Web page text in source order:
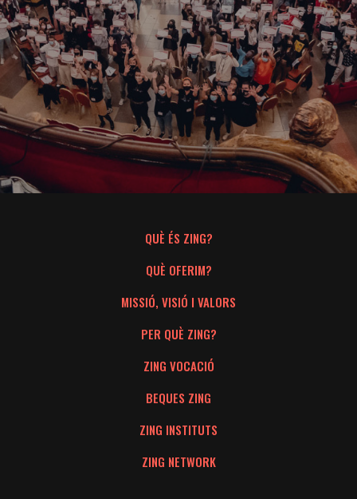
BUSCAR
ESPAÑOL CATALÀ
QUÈ ÉS ZING?
QUÈ OFERIM?
MISSIÓ, VISIÓ I VALORS
PER QUÈ ZING?
ZING VOCACIÓ
BEQUES ZING
ZING INSTITUTS
ZING NETWORK